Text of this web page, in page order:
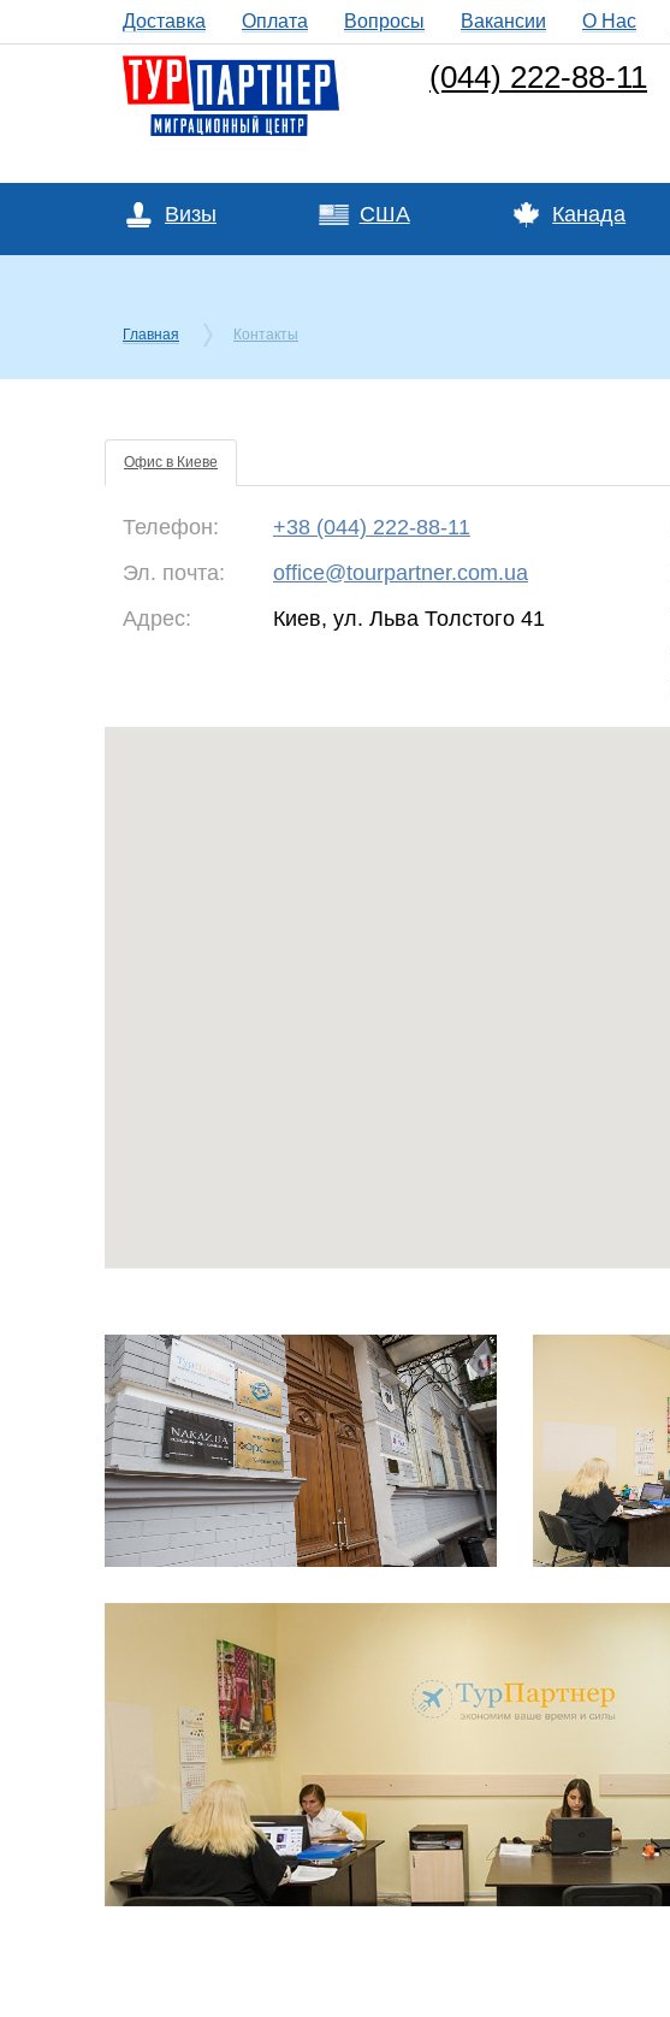
Доставка Оплата Вопросы Вакансии О Нас
(044) 222-88-11
Визы США Канада
Главная Контакты
Офис в Киеве
Телефон:
+38 (044) 222-88-11
Эл. почта:
office@tourpartner.com.ua
Адрес:
Киев, ул. Льва Толстого 41